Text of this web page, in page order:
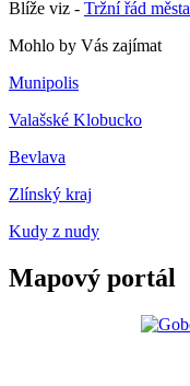
Blíže viz - Tržní řád města
Mohlo by Vás zajímat
Munipolis
Valašské Klobucko
Bevlava
Zlínský kraj
Kudy z nudy
Mapový portál